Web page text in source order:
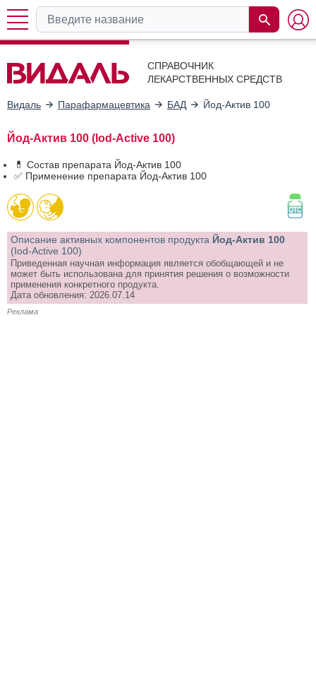
СПРАВОЧНИК
ЛЕКАРСТВЕННЫХ СРЕДСТВ
Видаль Парафармацевтика БАД Йод-Актив 100
Йод-Актив 100 (Iod-Active 100)
💊 Состав препарата Йод-Актив 100
✅ Применение препарата Йод-Актив 100
Описание активных компонентов продукта Йод-Актив 100
(Iod-Active 100)
Приведенная научная информация является обобщающей и не
может быть использована для принятия решения о возможности
применения конкретного продукта.
Дата обновления: 2026.07.14
Реклама